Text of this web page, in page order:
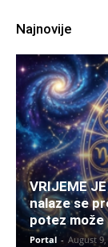
Najnovije
VRIJEME
nalaze se
potez može
Portal - August 9,